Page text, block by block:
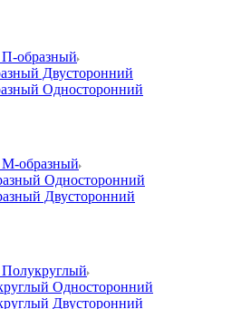
образный
Двусторонний
Односторонний
образный
Односторонний
Двусторонний
Односторонний
Двусторонний